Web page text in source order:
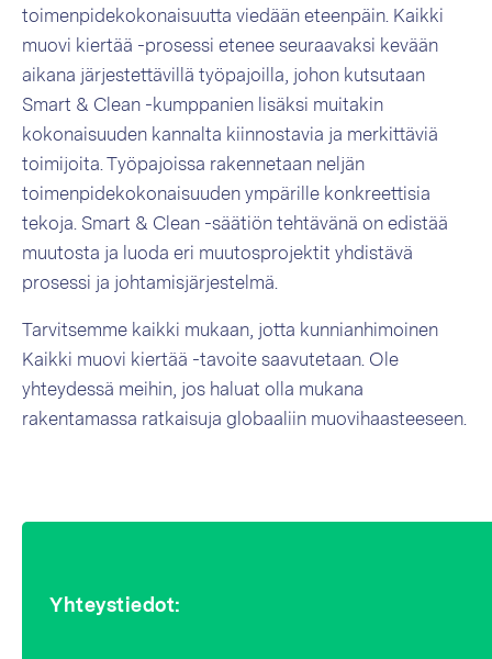
toimenpidekokonaisuutta viedään eteenpäin. Kaikki
muovi kiertää -prosessi etenee seuraavaksi kevään
aikana järjestettävillä työpajoilla, johon kutsutaan
Smart & Clean -kumppanien lisäksi muitakin
kokonaisuuden kannalta kiinnostavia ja merkittäviä
toimijoita. Työpajoissa rakennetaan neljän
toimenpidekokonaisuuden ympärille konkreettisia
tekoja. Smart & Clean -säätiön tehtävänä on edistää
muutosta ja luoda eri muutosprojektit yhdistävä
prosessi ja johtamisjärjestelmä.
Tarvitsemme kaikki mukaan, jotta kunnianhimoinen
Kaikki muovi kiertää -tavoite saavutetaan. Ole
yhteydessä meihin, jos haluat olla mukana
rakentamassa ratkaisuja globaaliin muovihaasteeseen.
Yhteystiedot: